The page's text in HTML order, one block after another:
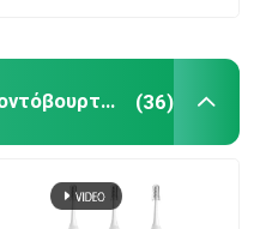
Αδιάβροχη ηλεκτρική οδοντόβουρτσα (36)